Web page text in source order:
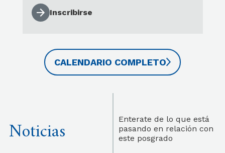
Inscribirse
CALENDARIO COMPLETO
Noticias
Enterate de lo que está
pasando en relación con
este posgrado